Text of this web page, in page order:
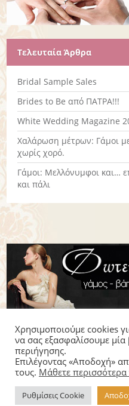
Τελευταία Άρθρα
Bridal Sample Sales
Brides to Be από ΠΑΤΡΑ!!!
White Wedding Magazine
Χαλάρωση μέτρων: Γάμοι
χωρίς χορό.
Γάμοι: Μελλόνυμφοι και…
και πάλι
© 2014 weddingmania.gr All rights
Χρησιμοποιούμε cookies
να σας εξασφαλίσουμε μία
περιήγησης.
Επιλέγοντας «Αποδοχή»
τους. Μάθετε περισσότερα
Ρυθμίσεις Cookie